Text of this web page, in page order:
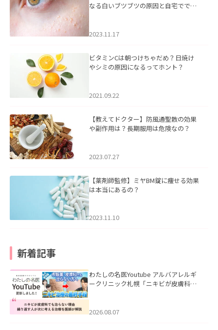
なる白いブツブツの原因と自宅ででき
2023.11.17
ビタミンCは朝つけちゃだめ？日焼け
やシミの原因になるってホント？
2021.09.22
【教えてドクター】防風通聖散の効果
や副作用は？長期服用は危険なの？
2023.07.27
【薬剤師監修】ミヤBM錠に痩せる効果
は本当にあるの？
2023.11.10
新着記事
わたしの名医Youtube アルバアレルギ
ークリニック札幌「ニキビが皮膚科で
ました。
2026.08.07